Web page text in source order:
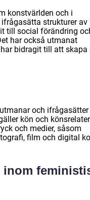
konstvärlden och i
strukturer av
till social förändring
har också utmanat
bidragit till att skapa
och ifrågasätter
kön och
och medier, såsom
film och digital
inom